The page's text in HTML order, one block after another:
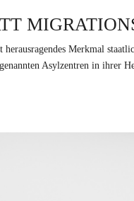
Merkmal
Asylzentren in ihrer